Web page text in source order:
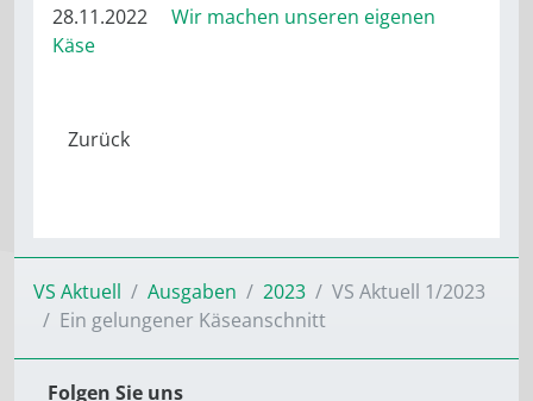
28.11.2022
Wir machen unseren eigenen
Käse
VS Aktuell Ausgaben 2023
VS Aktuell 1/2023
Ein gelungener Käseanschnitt
Folgen Sie uns